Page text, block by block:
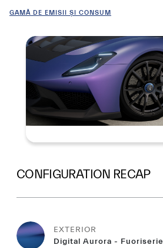
GAMĂ DE EMISII ȘI CONSUM
Summary
CONFIGURATION RECAP
EXTERIOR
Digital Aurora - Fuoriserie